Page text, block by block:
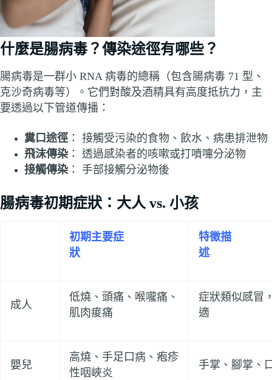
什麼是腸病毒？傳染途徑有哪些？
腸病毒是一群小 RNA 病毒的總稱（包含腸病毒 71 型、
克沙奇病毒等）。它們對酸及酒精具有高度抵抗力，主
要透過以下管道傳播：
糞口途徑 ： 接觸受污染的食物、飲水、病患排泄物
飛沫傳染 ： 透過感染者的咳嗽或打噴嚏分泌物
接觸傳染 ： 手部接觸分泌物後
腸病毒初期症狀：大人 vs. 小孩
初期主要症
狀
特徵描
成人
低燒、頭痛、喉嚨痛、
肌肉痠痛
症狀類似感冒
適
嬰兒
高燒、手足口病、疱疹
性咽峽炎
手掌、腳掌、